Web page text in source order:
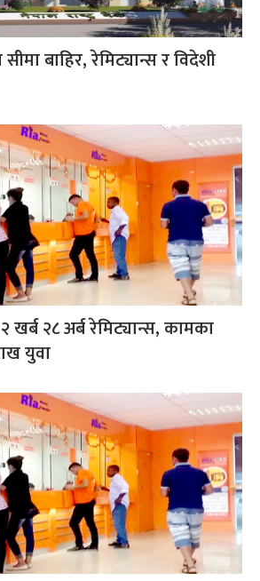
सीमा बाहिर, रेमिट्यान्स र विदेशी
खर्ब २८ अर्ब रेमिट्यान्स, कामका
युवा